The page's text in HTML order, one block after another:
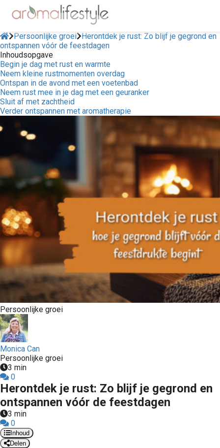
Persoonlijke groei Herontdek je rust: Zo blijf je gegrond en
ontspannen vóór de feestdagen
Inhoudsopgave
Begin je dag met rust en warmte
Neem kleine rustmomenten overdag
Ontspan in de avond met een voetenbad
Neem rust mee in je dag met een geuranker
Sluit af met zachtheid
Verder ontspannen met aromatherapie
Persoonlijke groei
Monica Can
Persoonlijke groei
3 min
0
Herontdek je rust: Zo blijf je gegrond en
ontspannen vóór de feestdagen
3 min
0
Inhoud
Delen